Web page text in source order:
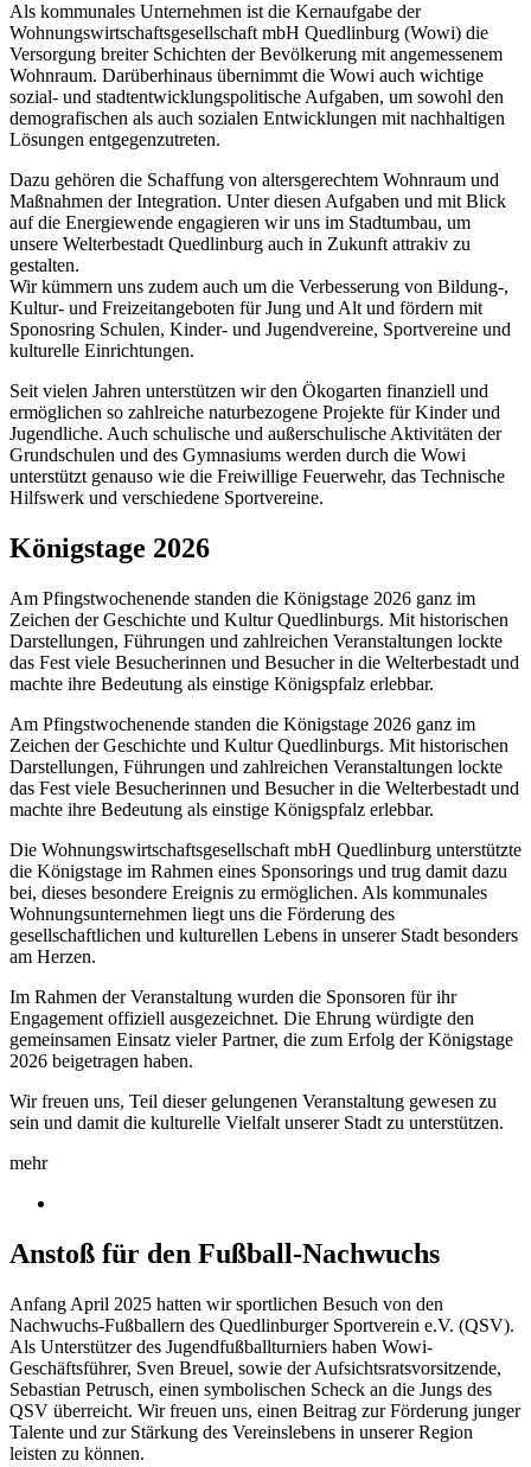
Als kommunales Unternehmen ist die Kernaufgabe der
Wohnungswirtschaftsgesellschaft mbH Quedlinburg (Wowi) die
Versorgung breiter Schichten der Bevölkerung mit angemessenem
Wohnraum. Darüberhinaus übernimmt die Wowi auch wichtige
sozial- und stadtentwicklungspolitische Aufgaben, um sowohl den
demografischen als auch sozialen Entwicklungen mit nachhaltigen
Lösungen entgegenzutreten.
Dazu gehören die Schaffung von altersgerechtem Wohnraum und
Maßnahmen der Integration. Unter diesen Aufgaben und mit Blick
auf die Energiewende engagieren wir uns im Stadtumbau, um
unsere Welterbestadt Quedlinburg auch in Zukunft attrakiv zu
gestalten.
Wir kümmern uns zudem auch um die Verbesserung von Bildung-,
Kultur- und Freizeitangeboten für Jung und Alt und fördern mit
Sponosring Schulen, Kinder- und Jugendvereine, Sportvereine und
kulturelle Einrichtungen.
Seit vielen Jahren unterstützen wir den Ökogarten finanziell und
ermöglichen so zahlreiche naturbezogene Projekte für Kinder und
Jugendliche. Auch schulische und außerschulische Aktivitäten der
Grundschulen und des Gymnasiums werden durch die Wowi
unterstützt genauso wie die Freiwillige Feuerwehr, das Technische
Hilfswerk und verschiedene Sportvereine.
Königstage 2026
Am Pfingstwochenende standen die Königstage 2026 ganz im
Zeichen der Geschichte und Kultur Quedlinburgs. Mit historischen
Darstellungen, Führungen und zahlreichen Veranstaltungen lockte
das Fest viele Besucherinnen und Besucher in die Welterbestadt und
machte ihre Bedeutung als einstige Königspfalz erlebbar.
Am Pfingstwochenende standen die Königstage 2026 ganz im
Zeichen der Geschichte und Kultur Quedlinburgs. Mit historischen
Darstellungen, Führungen und zahlreichen Veranstaltungen lockte
das Fest viele Besucherinnen und Besucher in die Welterbestadt und
machte ihre Bedeutung als einstige Königspfalz erlebbar.
Die Wohnungswirtschaftsgesellschaft mbH Quedlinburg unterstützte
die Königstage im Rahmen eines Sponsorings und trug damit dazu
bei, dieses besondere Ereignis zu ermöglichen. Als kommunales
Wohnungsunternehmen liegt uns die Förderung des
gesellschaftlichen und kulturellen Lebens in unserer Stadt besonders
am Herzen.
Im Rahmen der Veranstaltung wurden die Sponsoren für ihr
Engagement offiziell ausgezeichnet. Die Ehrung würdigte den
gemeinsamen Einsatz vieler Partner, die zum Erfolg der Königstage
2026 beigetragen haben.
Wir freuen uns, Teil dieser gelungenen Veranstaltung gewesen zu
sein und damit die kulturelle Vielfalt unserer Stadt zu unterstützen.
mehr
Anstoß für den Fußball-Nachwuchs
Anfang April 2025 hatten wir sportlichen Besuch von den
Nachwuchs-Fußballern des Quedlinburger Sportverein e.V. (QSV).
Als Unterstützer des Jugendfußballturniers haben Wowi-
Geschäftsführer, Sven Breuel, sowie der Aufsichtsratsvorsitzende,
Sebastian Petrusch, einen symbolischen Scheck an die Jungs des
QSV überreicht. Wir freuen uns, einen Beitrag zur Förderung junger
Talente und zur Stärkung des Vereinslebens in unserer Region
leisten zu können.